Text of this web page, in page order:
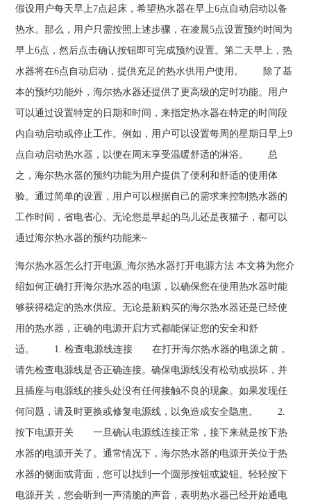
假设用户每天早上7点起床，希望热水器在早上6点自动启动以备
热水。那么，用户只需按照上述步骤，在凌晨5点设置预约时间为
早上6点，然后点击确认按钮即可完成预约设置。第二天早上，热
水器将在6点自动启动，提供充足的热水供用户使用。 除了基
本的预约功能外，海尔热水器还提供了更高级的定时功能。用户
可以通过设置特定的日期和时间，来指定热水器在特定的时间段
内自动启动或停止工作。例如，用户可以设置每周的星期日早上9
点自动启动热水器，以便在周末享受温暖舒适的淋浴。 总
之，海尔热水器的预约功能为用户提供了便利和舒适的使用体
验。通过简单的设置，用户可以根据自己的需求来控制热水器的
工作时间，省电省心。无论您是早起的鸟儿还是夜猫子，都可以
通过海尔热水器的预约功能来~
海尔热水器怎么打开电源_海尔热水器打开电源方法 本文将为您介
绍如何正确打开海尔热水器的电源，以确保您在使用热水器时能
够获得稳定的热水供应。无论是新购买的海尔热水器还是已经使
用的热水器，正确的电源开启方式都能保证您的安全和舒
适。 1. 检查电源线连接 在打开海尔热水器的电源之前，
请先检查电源线是否正确连接。确保电源线没有松动或损坏，并
且插座与电源线的接头处没有任何接触不良的现象。如果发现任
何问题，请及时更换或修复电源线，以免造成安全隐患。 2.
按下电源开关 一旦确认电源线连接正常，接下来就是按下热
水器的电源开关了。通常情况下，海尔热水器的电源开关位于热
水器的侧面或背面，您可以找到一个圆形按钮或旋钮。轻轻按下
电源开关，您会听到一声清脆的声音，表明热水器已经开始通电